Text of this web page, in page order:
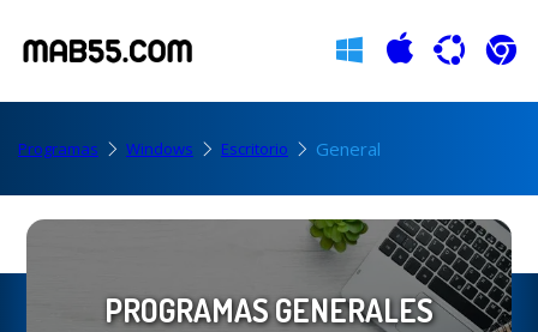
Programas Windows Escritorio General
PROGRAMAS GENERALES